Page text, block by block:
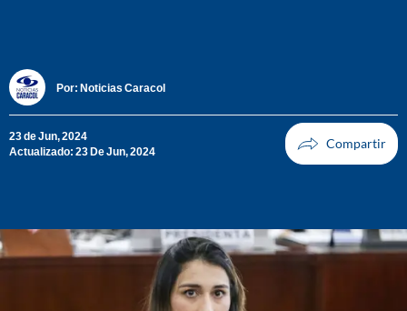
Por: Noticias Caracol
23 de Jun, 2024
Actualizado: 23 De Jun, 2024